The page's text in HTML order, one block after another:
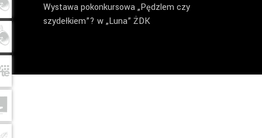
Wystawa pokonkursowa „Pędzlem czy
szydełkiem”? w „Luna” ŻDK